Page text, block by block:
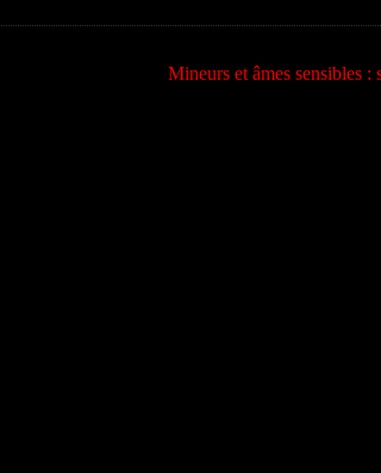
Mineurs et âmes sensibles :